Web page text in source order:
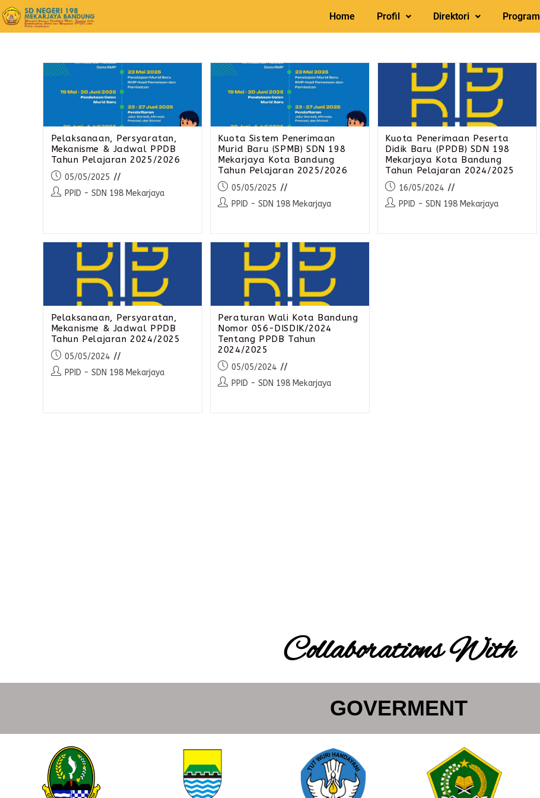
Home Profil Direktori Program
Pelaksanaan, Persyaratan,
Mekanisme & Jadwal PPDB
Tahun Pelajaran 2025/2026
05/05/2025
PPID - SDN 198 Mekarjaya
Kuota Sistem Penerimaan
Murid Baru (SPMB) SDN 198
Mekarjaya Kota Bandung
Tahun Pelajaran 2025/2026
05/05/2025
PPID - SDN 198 Mekarjaya
Kuota Penerimaan Peserta
Didik Baru (PPDB) SDN 198
Mekarjaya Kota Bandung
Tahun Pelajaran 2024/2025
16/05/2024
PPID - SDN 198 Mekarjaya
Pelaksanaan, Persyaratan,
Mekanisme & Jadwal PPDB
Tahun Pelajaran 2024/2025
05/05/2024
PPID - SDN 198 Mekarjaya
Peraturan Wali Kota Bandung
Nomor 056-DISDIK/2024
Tentang PPDB Tahun
2024/2025
05/05/2024
PPID - SDN 198 Mekarjaya
Collaborations With
GOVERMENT